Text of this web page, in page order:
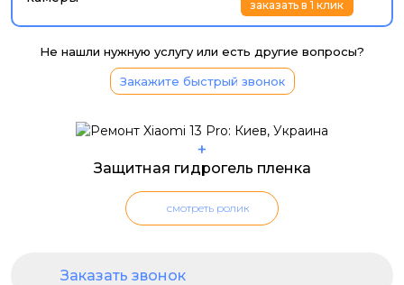
заказать в 1 клик
Не нашли нужную услугу или есть другие вопросы?
Закажите быстрый звонок
+
Защитная гидрогель пленка
смотреть ролик
Заказать звонок